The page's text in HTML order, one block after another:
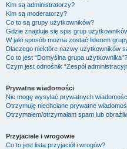
Kim są administratorzy?
Kim są moderatorzy?
Co to są grupy użytkowników?
Gdzie znajduje się spis grup
W jaki sposób można zostać liderem
Dlaczego niektóre nazwy użytkowników
Co to jest “Domyślna grupa użytkownika”?
Czym jest odnośnik “Zespół
Prywatne wiadomości
Nie mogę wysyłać prywatnych
Otrzymuję niechciane prywatne
Otrzymałem/otrzymałam spam lub
Przyjaciele i wrogowie
Co to jest lista przyjaciół i wrogów?